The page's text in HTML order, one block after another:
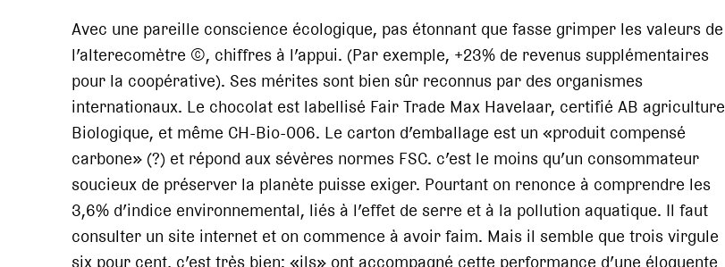
Avec une pareille conscience écologique, pas étonnant que fasse grimper les valeurs de
l’alterecomètre ©, chiffres à l’appui. (Par exemple, +23% de revenus supplémentaires
pour la coopérative). Ses mérites sont bien sûr reconnus par des organismes
internationaux. Le chocolat est labellisé Fair Trade Max Havelaar, certifié AB agriculture
Biologique, et même CH-Bio-006. Le carton d’emballage est un «produit compensé
carbone» (?) et répond aux sévères normes FSC. c’est le moins qu’un consommateur
soucieux de préserver la planète puisse exiger. Pourtant on renonce à comprendre les
3,6% d’indice environnemental, liés à l’effet de serre et à la pollution aquatique. Il faut
consulter un site internet et on commence à avoir faim. Mais il semble que trois virgule